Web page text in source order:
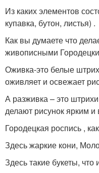
Из каких элементов
купавка, бутон, листья) .
Как вы думаете что
живописными
Оживка-это белые
оживляет и освежает
А разживка – это
делают рисунок ярким
Городецкая роспись ,
Здесь жаркие кони,
Здесь такие букеты, что